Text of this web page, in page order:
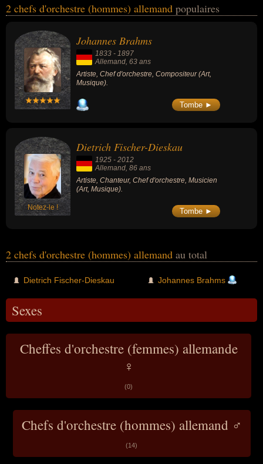
Brahms, Dietrich Fischer-Dieskau... Ces personnalités (de sexe
ou de la musique. Ces célébrités peuvent également avoir été
artiste, compositeur, chanteur ou musicien.
2 chefs d'orchestre (hommes) allemand populaires
Johannes Brahms
1833 - 1897
Allemand, 63 ans
Artiste, Chef d'orchestre, Compositeur (Art,
Musique).
Tombe ►
Notez-le !
Dietrich Fischer-Dieskau
1925 - 2012
Allemand , 86 ans
Artiste, Chanteur, Chef d'orchestre, Musicien
(Art, Musique).
Tombe ►
2 chefs d'orchestre (hommes) allemand au total
Dietrich Fischer-Dieskau Johannes Brahms
Sexes
Cheffes d'orchestre (femmes) allemande
♀
(0)
Chefs d'orchestre (hommes) allemand ♂
(14)